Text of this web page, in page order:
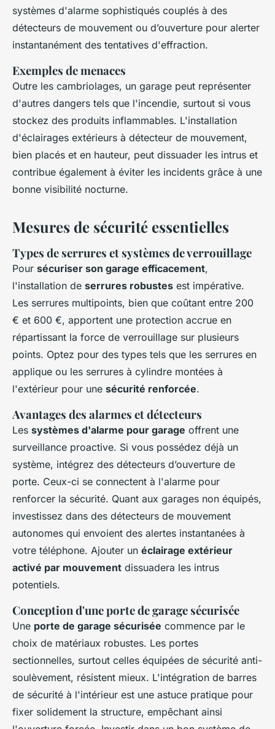
systèmes d'alarme sophistiqués couplés à des
détecteurs de mouvement ou d’ouverture pour alerter
instantanément des tentatives d'effraction.
Exemples de menaces
Outre les cambriolages, un garage peut représenter
d'autres dangers tels que l'incendie, surtout si vous
stockez des produits inflammables. L'installation
d'éclairages extérieurs à détecteur de mouvement,
bien placés et en hauteur, peut dissuader les intrus et
contribue également à éviter les incidents grâce à une
bonne visibilité nocturne.
Mesures de sécurité essentielles
Types de serrures et systèmes de verrouillage
Pour sécuriser son garage efficacement,
l'installation de serrures robustes est impérative.
Les serrures multipoints, bien que coûtant entre 200
€ et 600 €, apportent une protection accrue en
répartissant la force de verrouillage sur plusieurs
points. Optez pour des types tels que les serrures en
applique ou les serrures à cylindre montées à
l'extérieur pour une sécurité renforcée.
Avantages des alarmes et détecteurs
Les systèmes d'alarme pour garage offrent une
surveillance proactive. Si vous possédez déjà un
système, intégrez des détecteurs d’ouverture de
porte. Ceux-ci se connectent à l'alarme pour
renforcer la sécurité. Quant aux garages non équipés,
investissez dans des détecteurs de mouvement
autonomes qui envoient des alertes instantanées à
votre téléphone. Ajouter un éclairage extérieur
activé par mouvement dissuadera les intrus
potentiels.
Conception d'une porte de garage sécurisée
Une porte de garage sécurisée commence par le
choix de matériaux robustes. Les portes
sectionnelles, surtout celles équipées de sécurité anti-
soulèvement, résistent mieux. L'intégration de barres
de sécurité à l'intérieur est une astuce pratique pour
fixer solidement la structure, empêchant ainsi